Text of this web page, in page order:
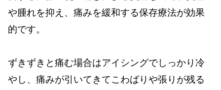
や腫れを抑え、痛みを緩和する保存療法が効果
的です。
ずきずきと痛む場合はアイシングでしっかり冷
やし、痛みが引いてきてこわばりや張りが残る